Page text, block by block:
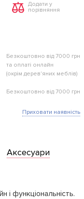
Додати у
порівняння
Безкоштовно від 7000 грн
та оплаті онлайн
(окрім дерев'яних меблів)
Безкоштовно від 7000 грн
Приховати наявність
Аксесуари
і функціональність.